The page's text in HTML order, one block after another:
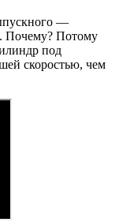
чем
отличие
—
Почему? Потому
под
скоростью, чем